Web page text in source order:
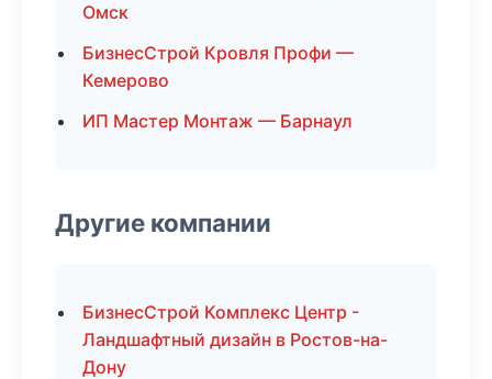
Омск
БизнесСтрой Кровля Профи —
Кемерово
ИП Мастер Монтаж — Барнаул
Другие компании
БизнесСтрой Комплекс Центр -
Ландшафтный дизайн в Ростов-на-
Дону